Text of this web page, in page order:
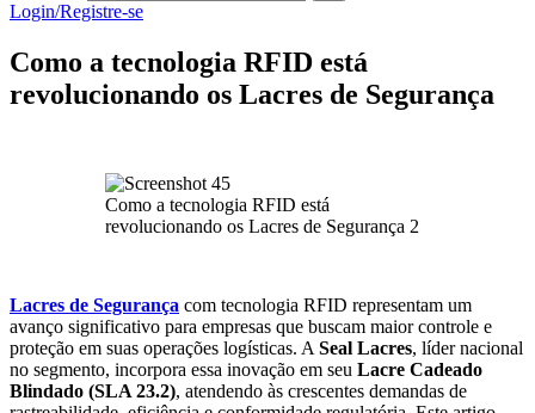
Login/Registre-se
Como a tecnologia RFID está
revolucionando os Lacres de Segurança
Como a tecnologia RFID está
revolucionando os Lacres de Segurança 2
Lacres de Segurança com tecnologia RFID representam um
avanço significativo para empresas que buscam maior controle e
proteção em suas operações logísticas. A Seal Lacres, líder nacional
no segmento, incorpora essa inovação em seu Lacre Cadeado
Blindado (SLA 23.2), atendendo às crescentes demandas de